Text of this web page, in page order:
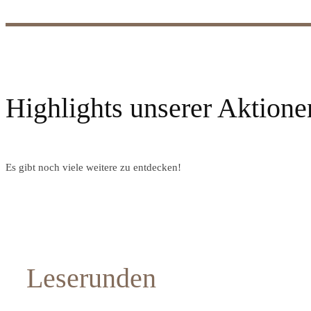
Highlights unserer
Es gibt noch viele weitere zu entdecken!
Leserunden